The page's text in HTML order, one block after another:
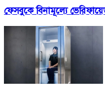
ফেসবুকে বিনামূল্যে